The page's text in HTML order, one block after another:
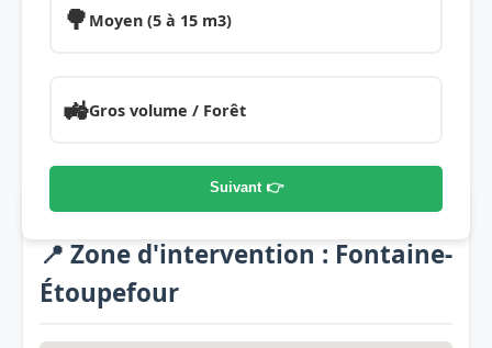
🌳 Moyen (5 à 15 m3)
🚜Gros volume / Forêt
Suivant 👉
📍 Zone d'intervention : Fontaine-
Étoupefour